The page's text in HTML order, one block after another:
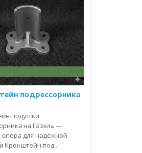
подрессорника
подушки
на Газель —
опора для надёжной
Кронштейн под..